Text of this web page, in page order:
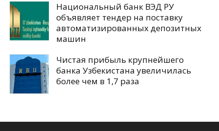
Национальный банк ВЭД РУ
объявляет тендер на поставку
автоматизированных депозитных
машин
Чистая прибыль крупнейшего
банка Узбекистана увеличилась
более чем в 1,7 раза